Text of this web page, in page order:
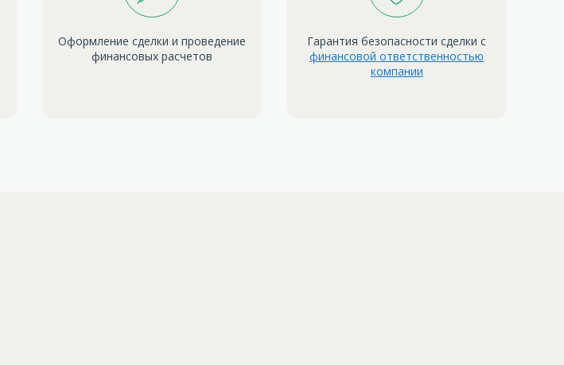
Оформление сделки и проведение
финансовых расчетов
Гарантия безопасности сделки с
финансовой ответственностью
компании